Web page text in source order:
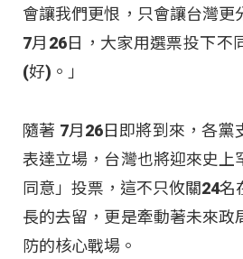
會讓我們更恨，只會讓台灣更
7月26日，大家用選票投下不
(好)。」
隨著 7月26日即將到來，各黨
表達立場，台灣也將迎來史上
同意」投票，這不只攸關24名
長的去留，更是牽動著未來政
防的核心戰場。